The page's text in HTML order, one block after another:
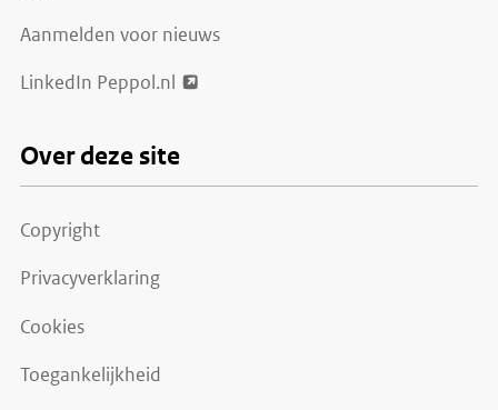
Aanmelden voor nieuws
LinkedIn Peppol.nl
Over deze site
Copyright
Privacyverklaring
Cookies
Toegankelijkheid